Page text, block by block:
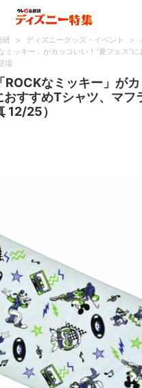
研 > ディズニーグッズ・イベント >
ミッキー」がカッコいい！“夏フェス”
場
ROCKなミッキー」が
おすすめTシャツ、マフ
12/25）